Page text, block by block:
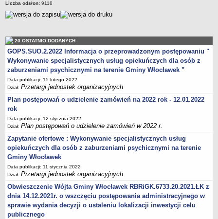
Interpelacje
Odpowiedzi na interpelacje
Odpowiedzi na zapytania
URZĄD GMINY
Wójt Gminy
Skarbnik Gminy
Sekretarz Gminy
Zarządzenia Wójta Gminy
Zarządzenia Kierownika Urzędu
Baza Aktów Własnych
Regulamin Pracy Urzędu
Regulamin Organizacyjny
Oświadczenia majątkowe
e-Urząd
PRZETARGI
Przetargi własne Urzędu
Przetargi jednostek organizacyjnych
Liczba odsłon: 9118
20 OSTATNIO DODANYCH
GOPS.SUO.2.2022 Informacja o przeprowadzonym postępowaniu "
Wykonywanie specjalistycznych usług opiekuńczych dla osób z
zaburzeniami psychicznymi na terenie Gminy Włocławek "
Data publikacji: 15 lutego 2022
Dział:Przetargi jednostek organizacyjnych
Plan postępowań o udzielenie zamówień na 2022 rok - 12.01.2022
rok
Data publikacji: 12 stycznia 2022
Dział:Plan postępowań o udzielenie zamówień w 2022 r.
Zapytanie ofertowe : Wykonywanie specjalistycznych usług
opiekuńczych dla osób z zaburzeniami psychicznymi na terenie
Gminy Włocławek
Data publikacji: 11 stycznia 2022
Dział:Przetargi jednostek organizacyjnych
Obwieszczenie Wójta Gminy Włocławek RBRiGK.6733.20.2021.ŁK z
dnia 14.12.2021r. o wszczęciu postępowania administracyjnego w
sprawie wydania decyzji o ustaleniu lokalizacji inwestycji celu
publicznego